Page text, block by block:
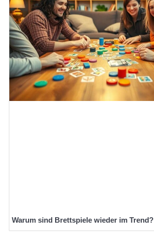
Warum sind Brettspiele wieder im Trend?